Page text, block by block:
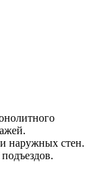
наружных стен.